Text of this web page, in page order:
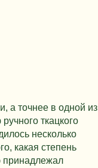
а точнее в одной из
ткацкого
несколько
какая степень
принадлежал